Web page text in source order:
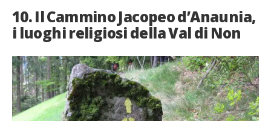
10. Il Cammino Jacopeo d’Anaunia,
i luoghi religiosi della Val di Non